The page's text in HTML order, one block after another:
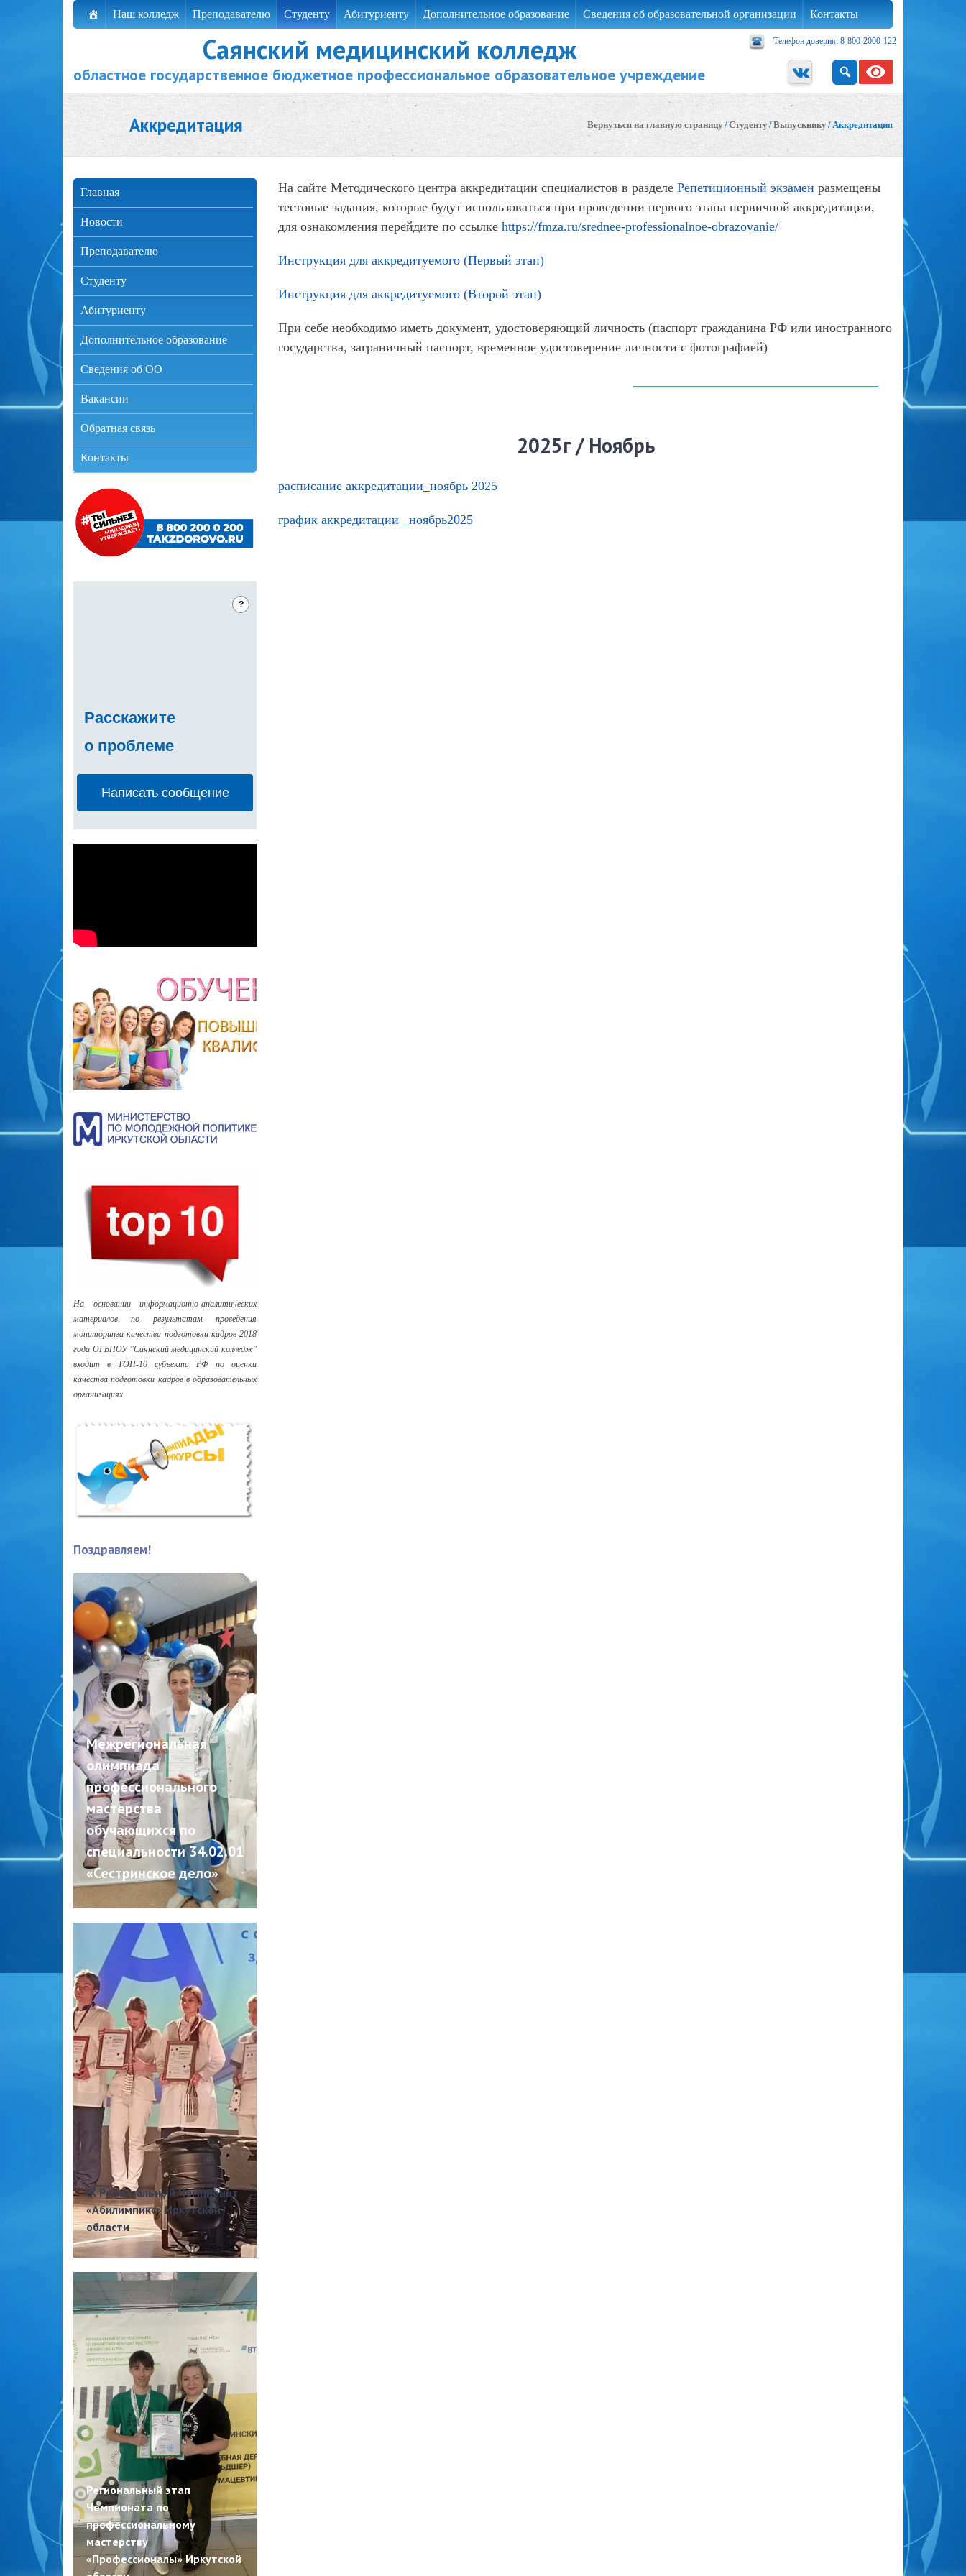
Наш колледж Преподавателю Студенту Абитуриенту Дополнительное образование Сведения об образовательной организации Контакты
Телефон доверия: 8-800-2000-122
Саянский медицинский колледж
областное государственное бюджетное профессиональное образовательное учреждение
Аккредитация Вернуться на главную страницу/Студенту/Выпускнику/Аккредитация
На сайте Методического центра аккредитации специалистов в разделе Репетиционный экзамен размещены
тестовые задания, которые будут использоваться при проведении первого этапа первичной аккредитации,
для ознакомления перейдите по ссылке https://fmza.ru/srednee-professionalnoe-obrazovanie/
Инструкция для аккредитуемого (Первый этап)
Инструкция для аккредитуемого (Второй этап)
При себе необходимо иметь документ, удостоверяющий личность (паспорт гражданина РФ или иностранного
государства, заграничный паспорт, временное удостоверение личности с фотографией)
2025г / Ноябрь
расписание аккредитации_ноябрь 2025
график аккредитации _ноябрь2025
Главная
Новости
Преподавателю
Студенту
Абитуриенту
Дополнительное образование
Сведения об ОО
Вакансии
Обратная связь
Контакты
?
Расскажите
о проблеме
Написать сообщение
На основании информационно-аналитических
материалов по результатам проведения
мониторинга качества подготовки кадров 2018
года ОГБПОУ "Саянский медицинский колледж"
входит в ТОП-10 субъекта РФ по оценки
качества подготовки кадров в образовательных
организациях
Поздравляем!
Межрегиональная
олимпиада
профессионального
мастерства
обучающихся по
специальности 34.02.01
«Сестринское дело»
IX Региональный Чемпионат
«Абилимпикс» Иркутской
области
Региональный этап
Чемпионата по
профессиональному
мастерству
«Профессионалы» Иркутской